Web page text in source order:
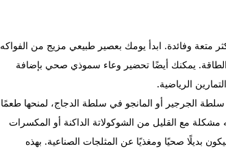
متعة وفائدة. ابدأ يومك بعصير طبيعي مزيج من الفواكه
والطاقة. يمكنك أيضًا تحضير وعاء سموذي صحي بإضافة
الرياضية.
الجرجير أو المانجو في سلطة الدجاج، لمنحها طعمًا
مشكلة مع القليل من الشوكولاتة الداكنة أو المكسرات
بديلًا صحيًا ومغذيًا عن المثلجات الصناعية. بهذه